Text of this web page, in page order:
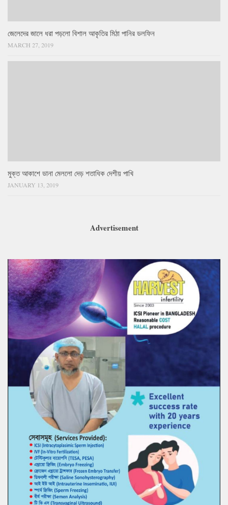
জেলেদের জালে ধরা পড়লো বিশাল আকৃতির মিঠা পানির ডলফিন
MARCH 27, 2019
মুক্ত আকাশে ডানা মেললো দেড় শতাধিক দেশীয় পাখি
JANUARY 13, 2019
Advertisement